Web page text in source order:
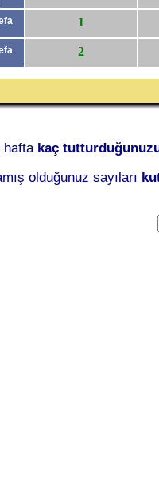
1
2
hafta kaç
olduğunuz sayıları